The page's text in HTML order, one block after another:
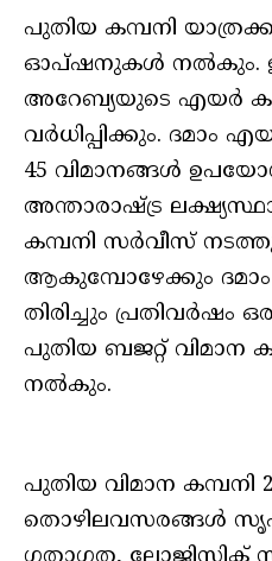
പുതിയ കമ്പനി
ഓപ്ഷനുകള്‍ നല്‍കും.
അറേബ്യയുടെ എയര്‍
വര്‍ധിപ്പിക്കും. ദമാം
45 വിമാനങ്ങള്‍
അന്താരാഷ്ട്ര
കമ്പനി സര്‍വീസ്
ആകുമ്പോഴേക്കും ദമാം
തിരിച്ചും പ്രതിവര്‍ഷം
പുതിയ ബജറ്റ് വിമാന
നല്‍കും.
പുതിയ വിമാന കമ്പനി
തൊഴിലവസരങ്ങള്‍